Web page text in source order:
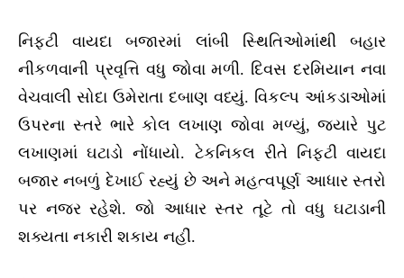
નિફ્ટી વાયદા બજારમાં લાંબી સ્થિતિઓમાંથી બહાર
નીકળવાની પ્રવૃત્તિ વધુ જોવા મળી. દિવસ દરમિયાન નવા
વેચવાલી સોદા ઉમેરાતા દબાણ વધ્યું. વિકલ્પ આંકડાઓમાં
ઉપરના સ્તરે ભારે કોલ લખાણ જોવા મળ્યું, જ્યારે પુટ
લખાણમાં ઘટાડો નોંધાયો. ટેકનિકલ રીતે નિફ્ટી વાયદા
બજાર નબળું દેખાઈ રહ્યું છે અને મહત્વપૂર્ણ આધાર સ્તરો
પર નજર રહેશે. જો આધાર સ્તર તૂટે તો વધુ ઘટાડાની
શક્યતા નકારી શકાય નહીં.